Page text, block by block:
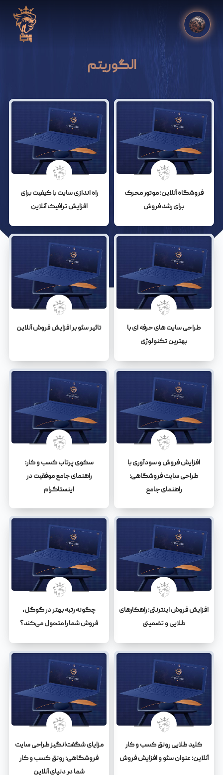
الگوریتم
فروشگاه آنلاین: موتور محرک
برای رشد فروش
راه اندازی سایت با کیفیت برای
افزایش ترافیک آنلاین
طراحی سایت های حرفه ای با
بهترین تکنولوژی
تاثیر سئو بر افزایش فروش آنلاین
افزایش فروش و سودآوری با
طراحی سایت فروشگاهی:
راهنمای جامع
سکوی پرتاب کسب و کار:
راهنمای جامع موفقیت در
اینستاگرام
افزایش فروش اینترنتی: راهکارهای
طلایی و تضمینی
چگونه رتبه بهتر در گوگل،
فروش شما را متحول می‌کند؟
کلید طلایی رونق کسب و کار
آنلاین: عنوان سئو و افزایش فروش
مزایای شگفت‌انگیز طراحی سایت
فروشگاهی: رونق کسب و کار
شما در دنیای آنلاین